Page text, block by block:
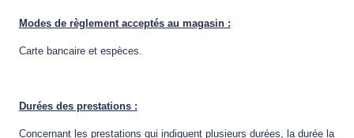
Modes de règlement acceptés au magasin :
Carte bancaire et espèces.
Durées des prestations :
Concernant les prestations qui indiquent plusieurs durées, la durée la